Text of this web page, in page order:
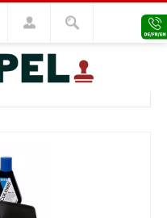
Zubehör